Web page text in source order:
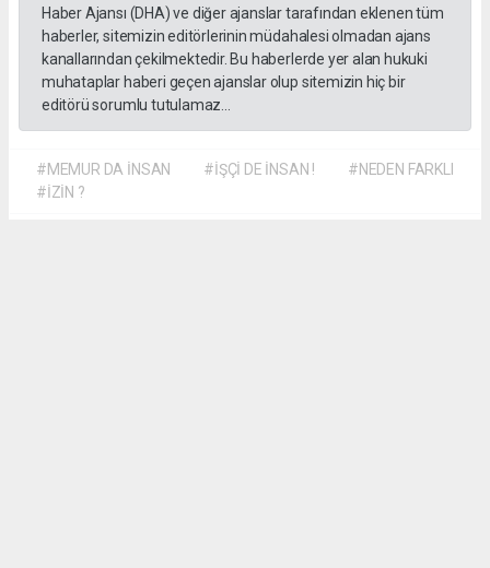
Haber Ajansı (DHA) ve diğer ajanslar tarafından eklenen tüm
haberler, sitemizin editörlerinin müdahalesi olmadan ajans
kanallarından çekilmektedir. Bu haberlerde yer alan hukuki
muhataplar haberi geçen ajanslar olup sitemizin hiç bir
editörü sorumlu tutulamaz...
#MEMUR DA İNSAN #İŞÇİ DE İNSAN !
#NEDEN FARKLI
#İZİN ?